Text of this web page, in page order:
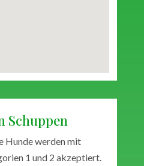
Schuppen
Hunde werden mit
1 und 2 akzeptiert.